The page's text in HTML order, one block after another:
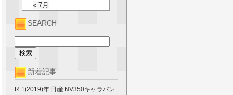
« 7月
SEARCH
新着記事
R.1(2019)年 日産 NV350キャラバン